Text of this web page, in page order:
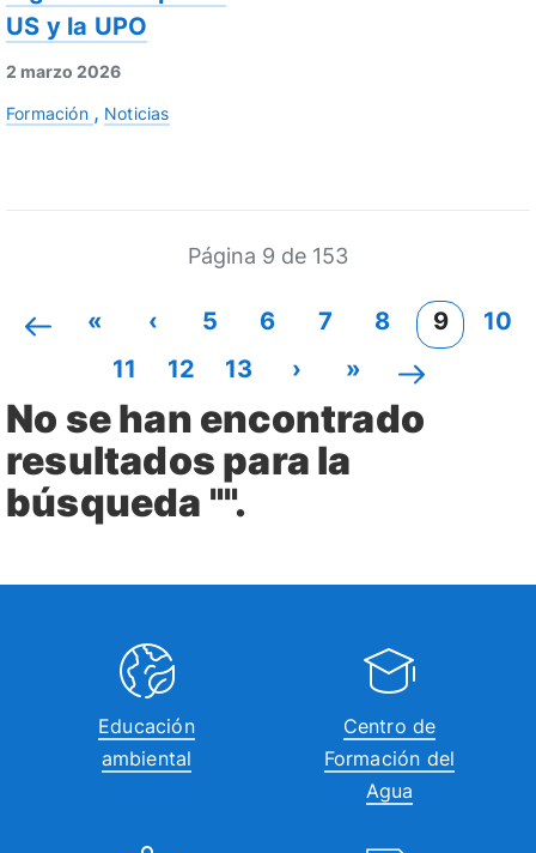
US y la UPO
2 marzo 2026
Formación Noticias
Página 9 de 153
« ‹ 5 6 7 8 9
10
11
12 13 › »
No se han encontrado
resultados para la
búsqueda "".
Educación
ambiental
Centro de
Formación del
Agua